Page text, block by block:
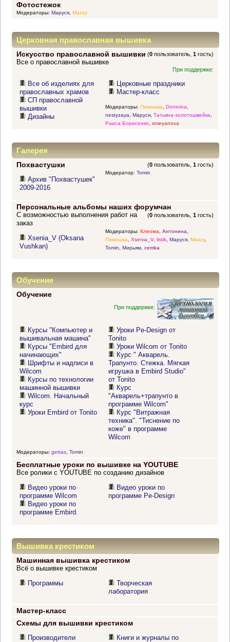
Фотостежок
Модераторы: Маруся, Mazzy
Церковная православная вышивка
Искусство православной вышивки (0 пользователь,1 гость)
Все о православной вышивке
При поддержке:
Все об изделиях для
православных храмов
СП православной
вышивки
Дизайны
Церковные праздники
Мастер-класс
Модераторы: Пимошка Domnina
nestyzaya
Маруся, Татьяна-золотошвейка
Раиса Борисенко, smeyanova
Галерея
Похвастушки (0 пользователь,1 гость)
Архив "Похвастушек"
2009-2016
Модератор: Tomin
Персональные альбомы наших форумчан
(0 пользователь,1 гость)
С возможностью выполнения работ на
заказ
Xsenia_V (Oksana
Vushkan)
Модераторы: Клеома, Антонина,
Пимошка, Xsenia_V, listik, Маруся, Mazzy,
Tomin, Мирьям, cemka
Обучение
Обучение
При поддержке:
Курсы "Компьютер и
вышивальная машина"
Курсы "Embird для
начинающих"
Шрифты и надписи в
Wilcom
Курсы по технологии
машинной вышивки
Wilcom. Начальный
курс
Уроки Embird от Tonito
Уроки Pe-Design от
Tonito
Уроки Wilcom от Tonito
Курс " Акварель.
Трапунто. Стежка. Мягкая
игрушка в Embird Studio"
от Tonito
Курс
"Акварель+трапунто в
программе Wilcom"
Курс "Витражная
техника". "Тиснение по
коже" в программе
Wilcom
Модераторы: gettas, Tomin
Бесплатные уроки по вышивке на YOUTUBE
Все ролики с YOUTUBE по созданию дизайнов
Видео уроки по
программе Wilcom
Видео уроки по
программе Embird.
Видео уроки по
программе Pe-Design
Вышивка крестиком
Машинная вышивка крестиком
Всё о вышивке крестиком
Программы
Творческая
лаборатория
Мастер-класс
Схемы для вышивки крестиком
Производители Книги и журналы по